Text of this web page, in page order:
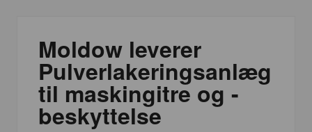
Moldow leverer
Pulverlakeringsanlæg
til maskingitre og -
beskyttelse